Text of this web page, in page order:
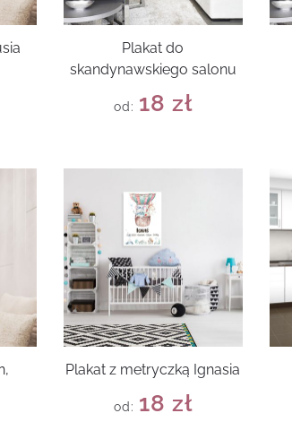
Plakat do
skandynawskiego salonu
od: 18 zł
Plakat z metryczką Ignasia
od: 18 zł